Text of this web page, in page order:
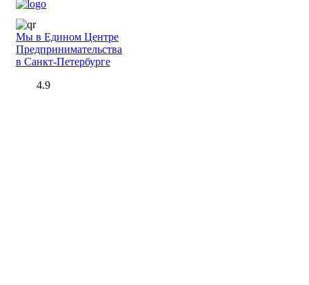
Мы в Едином Центре
Предпринимательства
в Санкт-Петербурге
4.9